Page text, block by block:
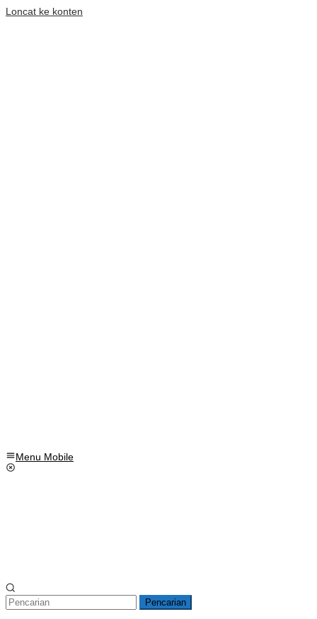
Loncat ke konten
Menu Mobile
Pencarian